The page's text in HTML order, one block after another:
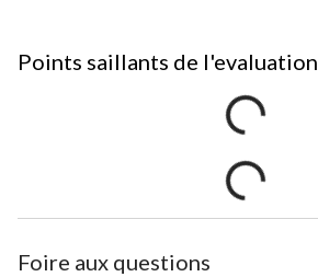
Points saillants de l'evaluation
Foire aux questions